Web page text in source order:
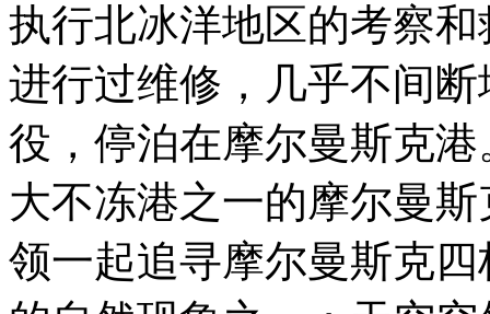
执行北冰洋地区的考察
进行过维修，几乎不间
役，停泊在摩尔曼斯克
大不冻港之一的摩尔曼
领一起追寻摩尔曼斯克